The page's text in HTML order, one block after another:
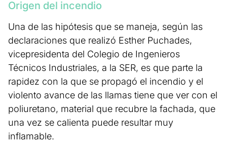
Origen del incendio
Una de las hipótesis que se maneja, según las
declaraciones que realizó Esther Puchades,
vicepresidenta del Colegio de Ingenieros
Técnicos Industriales, a la SER, es que parte la
rapidez con la que se propagó el incendio y el
violento avance de las llamas tiene que ver con el
poliuretano, material que recubre la fachada, que
una vez se calienta puede resultar muy
inflamable.